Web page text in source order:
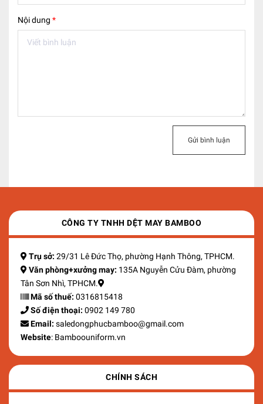
Nội dung *
Gửi bình luận
CÔNG TY TNHH DỆT MAY BAMBOO
Trụ sở: 29/31 Lê Đức Thọ, phường Hạnh Thông, TPHCM.
Văn phòng+xưởng may: 135A Nguyễn Cửu Đàm, phường
Tân Sơn Nhì, TPHCM.
Mã số thuế: 0316815418
Số điện thoại: 0902 149 780
Email: saledongphucbamboo@gmail.com
Website: Bamboouniform.vn
CHÍNH SÁCH